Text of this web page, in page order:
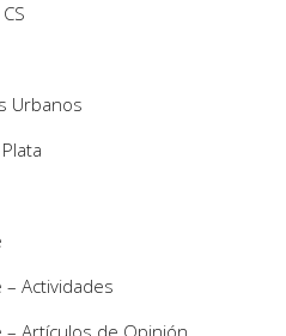
Urbanos
– Actividades
– Artículos de Opinión